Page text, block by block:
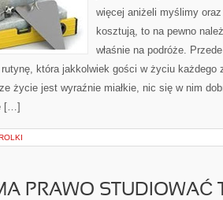
więcej aniżeli myślimy
kosztują, to na pewno
właśnie na podróże.
która jakkolwiek gości w życiu każdego
życie jest wyraźnie miałkie, nic się w nim
[…]
PRAWO STUDIOWAĆ